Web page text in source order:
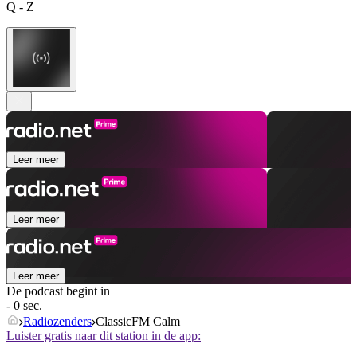
Q - Z
Leer meer
Leer meer
Leer meer
De podcast begint in
- 0 sec.
Radiozenders ClassicFM Calm
Luister gratis naar dit station in de app: